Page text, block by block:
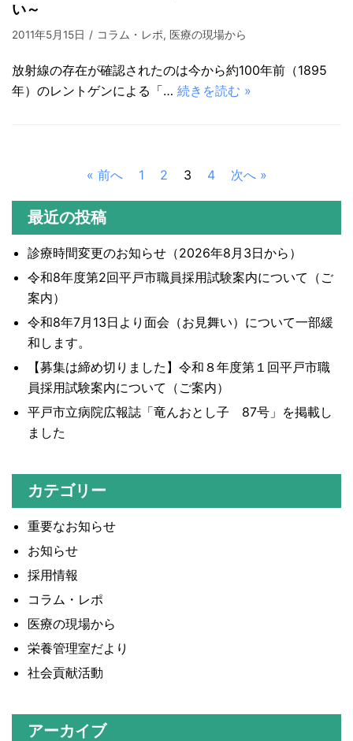
い～
2011年5月15日 コラム・レポ, 医療の現場から
放射線の存在が確認されたのは今から約100年前（1895
年）のレントゲンによる「… 続きを読む »
« 前へ 1 2 3 4 次へ »
最近の投稿
診療時間変更のお知らせ（2026年8月3日から）
令和8年度第2回平戸市職員採用試験案内について（ご
案内）
令和8年7月13日より面会（お見舞い）について一部緩
和します。
【募集は締め切りました】令和８年度第１回平戸市職
員採用試験案内について（ご案内）
平戸市立病院広報誌「竜んおとし子 87号」を掲載し
ました
カテゴリー
重要なお知らせ
お知らせ
採用情報
コラム・レポ
医療の現場から
栄養管理室だより
社会貢献活動
アーカイブ